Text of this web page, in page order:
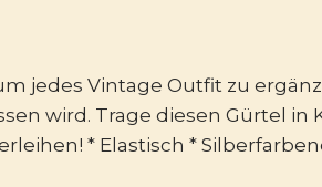
jedes Vintage Outfit zu
wird. Trage diesen Gürtel
* Elastisch *